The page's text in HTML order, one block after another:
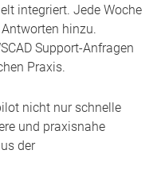
integriert. Jede Woche
hinzu.
Support-Anfragen
Praxis.
nicht nur schnelle
und praxisnahe
der